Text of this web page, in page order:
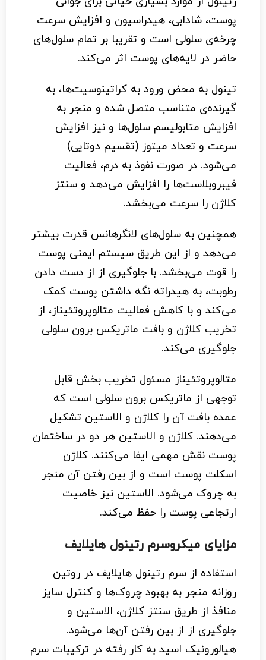
پوست، شادابی، هیدراسیون و افزایش سرعت
چرخه‌ی سلولی است و تقریبا بر تمام سلول‌های
حاضر در لایه‌های پوست اثر می‌کند.
تینول به محض ورود به کراتینوسیت‌ها، به
گیرنده‌ی متناسب متصل شده و منجر به
افزایش متابولیسم سلول‌ها و نیز افزایش
سرعت و تعداد میتوز (تقسیم دوتایی)
می‌شود. در صورت نفوذ به درم، فعالیت
فیبروبلاست‌ها را افزایش می‌دهد و سنتز
کلاژن را سرعت می‌بخشد.
همچنین به سلول‌های لانگرهانس قدرت بیشتر
می‌دهد و از این طریق سیستم ایمنی پوست
را قوت می‌بخشد. با جلوگیری از از دست دادن
رطوبت، به هیدراته نگه داشتن پوست کمک
می‌کند و با کاهش فعالیت متالوپروتئیناز، از
تخریب کلاژن و بافت ماتریکس برون سلولی
جلوگیری می‌کند.
متالوپروتئیناز مسئول تخریب بخش قابل
توجهی از ماتریکس برون سلولی است که
عمده بافت آن را کلاژن و الاستین تشکیل
می‌دهند. کلاژن و الاستین هر دو در ساختمان
پوست نقش مهمی ایفا می‌کنند. کلاژن
اسکلت پوست است و از بین رفتن آن منجر
به چروک می‌شود. الاستین نیز خاصیت
ارتجاعی پوست را حفظ می‌کند.
مزایای میکروسرم رتینول هایلایف
استفاده از سرم رتینول هایلایف در روتین
روزانه منجر به بهبود چروک‌ها و کنترل سایز
منافذ از طریق سنتز کلاژن، الاستین و
جلوگیری از از بین رفتن آن‌ها می‌شود.
هیالورونیک اسید به کار رفته در ترکیبات سرم